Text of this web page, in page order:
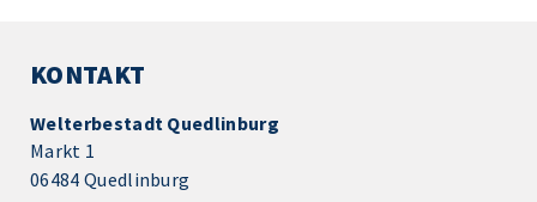
KONTAKT
Welterbestadt Quedlinburg
Markt 1
06484 Quedlinburg